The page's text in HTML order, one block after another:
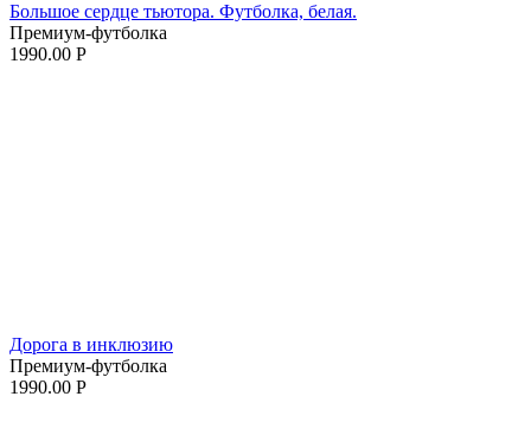
Большое сердце тьютора. Футболка, белая.
Премиум-футболка
1990.00 Р
Дорога в инклюзию
Премиум-футболка
1990.00 Р